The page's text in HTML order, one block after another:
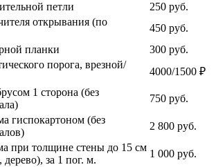
петли
250 руб.
открывания (по
450 руб.
планки
300 руб.
порога, врезной/
4000/1500 ₽
1 сторона (без
750 руб.
гиспокартоном (без
2 800 руб.
при толщине стены до 15 см
за 1 пог. м.
1 000 руб.